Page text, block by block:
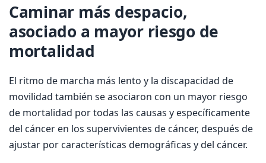
Caminar más despacio,
asociado a mayor riesgo de
mortalidad
El ritmo de marcha más lento y la discapacidad de
movilidad también se asociaron con un mayor riesgo
de mortalidad por todas las causas y específicamente
del cáncer en los supervivientes de cáncer, después de
ajustar por características demográficas y del cáncer.